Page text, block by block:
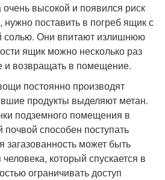
высокой и появился риск
нужно поставить в погреб ящик с
солью. Они впитают излишнюю
ящик можно несколько раз
и возвращать в помещение.
постоянно производят
продукты выделяют метан.
подземного помещения в
почвой способен поступать
загазованность может быть
который спускается в
ограничивать доступ